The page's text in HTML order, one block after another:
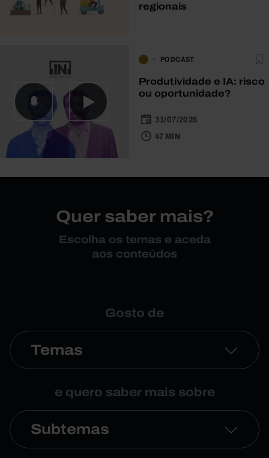
regionais
PODCAST
Produtividade e IA: risco
ou oportunidade?
31/07/2026
47 MIN
Quer saber mais?
Escolha os temas e aceda
aos conteúdos
Gosto de
Temas
e quero saber mais sobre
Subtemas